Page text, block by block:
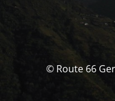
© Route 66